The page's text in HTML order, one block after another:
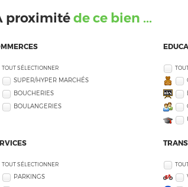
proximitéde ce bien ...
TOUT SÉLECTIONNER
SUPER/HYPER MARCHÉS
BOUCHERIES
BOULANGERIES
TOUT SÉLECTIONNER
PARKINGS